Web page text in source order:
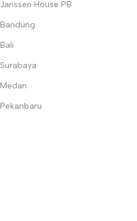
Janssen House PB
Bandung
Bali
Surabaya
Medan
Pekanbaru